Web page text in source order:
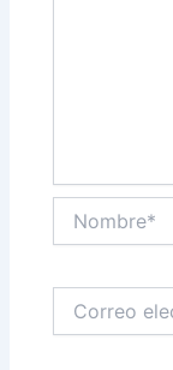
electrónico*